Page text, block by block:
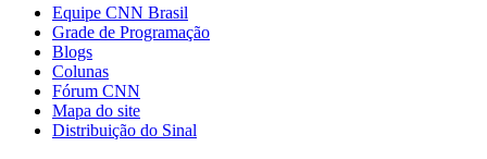
Equipe CNN Brasil
Grade de Programação
Blogs
Colunas
Fórum CNN
Mapa do site
Distribuição do Sinal